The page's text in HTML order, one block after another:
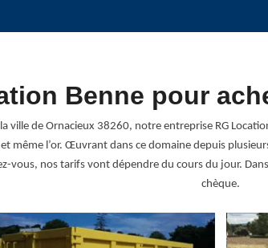
Benne pour
ville de Ornacieux 38260, notre entreprise RG
même l’or. Œuvrant dans ce domaine depuis
vous, nos tarifs vont dépendre du cours du jour.
chèque.